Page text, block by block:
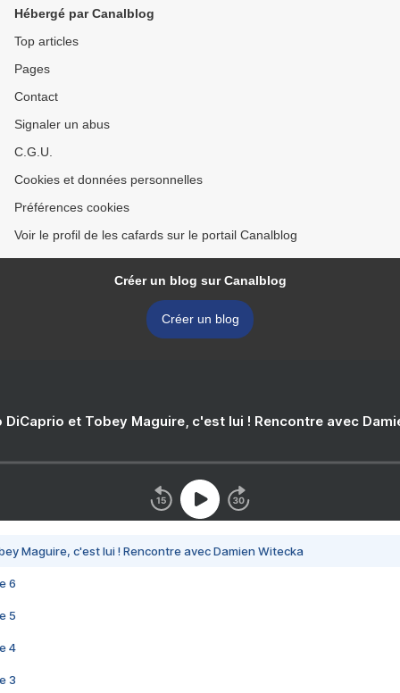
Hébergé par Canalblog
Top articles
Pages
Contact
Signaler un abus
C.G.U.
Cookies et données personnelles
Préférences cookies
Voir le profil de les cafards sur le portail Canalblog
Créer un blog sur Canalblog
Créer un blog
DiCaprio et Tobey Maguire, c'est lui ! Rencontre avec
Maguire, c'est lui ! Rencontre avec Damien Witecka
6
5
4
3